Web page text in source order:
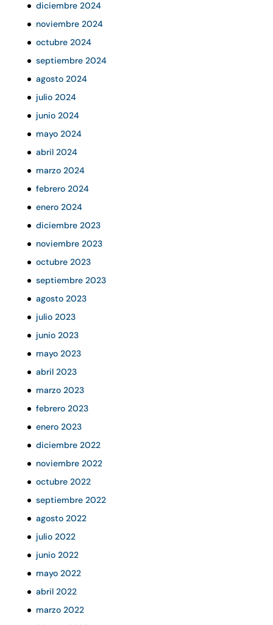
diciembre 2024
noviembre 2024
octubre 2024
septiembre 2024
agosto 2024
julio 2024
junio 2024
mayo 2024
abril 2024
marzo 2024
febrero 2024
enero 2024
diciembre 2023
noviembre 2023
octubre 2023
septiembre 2023
agosto 2023
julio 2023
junio 2023
mayo 2023
abril 2023
marzo 2023
febrero 2023
enero 2023
diciembre 2022
noviembre 2022
octubre 2022
septiembre 2022
agosto 2022
julio 2022
junio 2022
mayo 2022
abril 2022
marzo 2022